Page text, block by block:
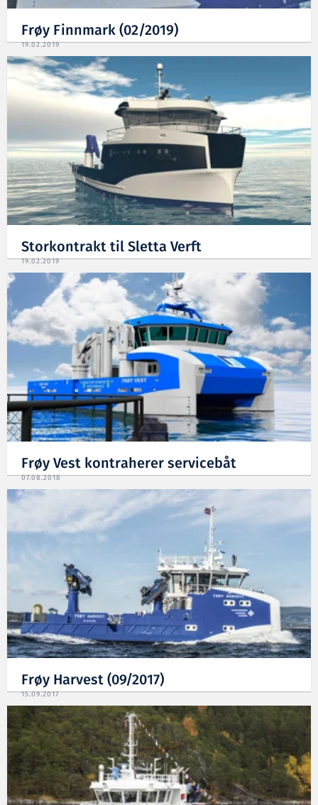
Frøy Finnmark (02/2019)
19.02.2019
Storkontrakt til Sletta Verft
19.02.2019
Frøy Vest kontraherer servicebåt
07.08.2018
Frøy Harvest (09/2017)
15.09.2017